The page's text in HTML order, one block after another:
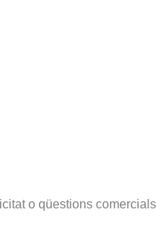
o qüestions comercials